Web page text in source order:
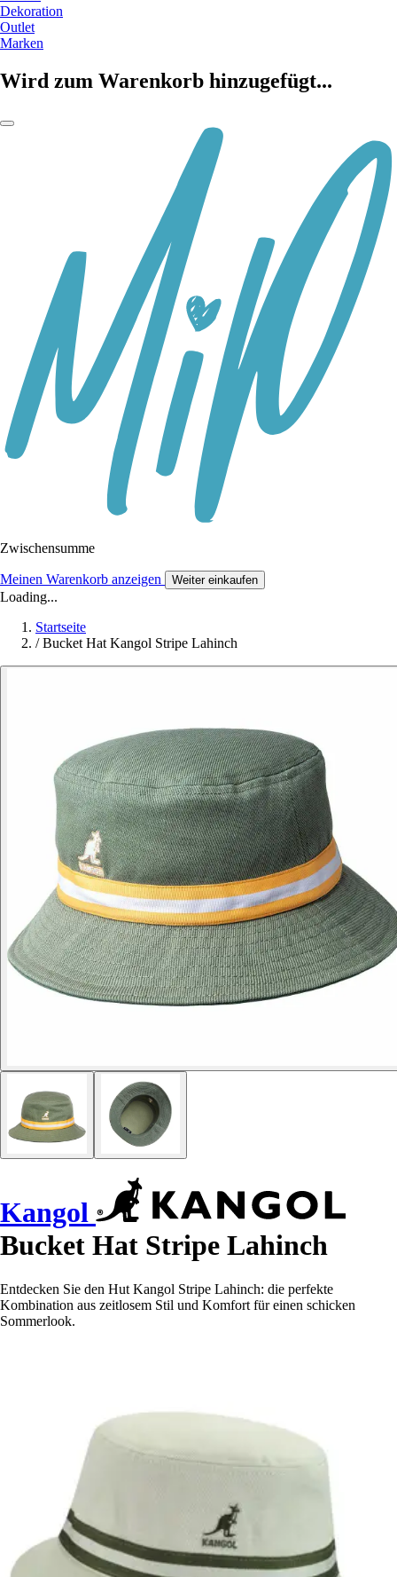
Dekoration
Outlet
Marken
Wird zum Warenkorb hinzugefügt...
Zwischensumme
Meinen Warenkorb anzeigen Weiter einkaufen
Loading...
Startseite
/ Bucket Hat Kangol Stripe Lahinch
Kangol
Bucket Hat Stripe Lahinch
Entdecken Sie den Hut Kangol Stripe Lahinch: die perfekte
Kombination aus zeitlosem Stil und Komfort für einen schicken
Sommerlook.